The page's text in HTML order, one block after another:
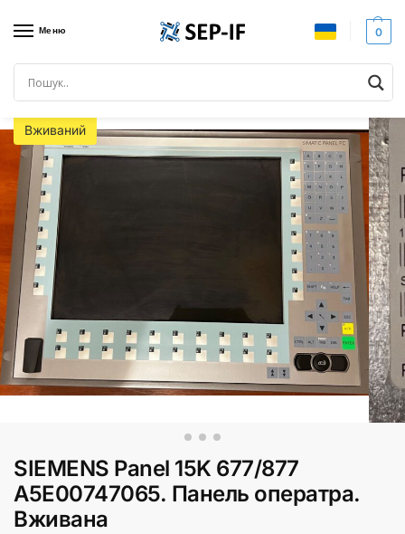
Меню 0
Головна SIEMENS Panel 15K 677/877 A5E00747065. Панель оператра. Вживана
Вживаний
SIEMENS Panel 15K 677/877
A5E00747065. Панель оператра.
Вживана